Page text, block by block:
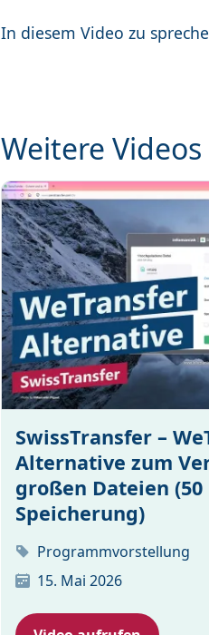
In diesem Video zu
Weitere
SwissTransfer –
Alternative zum
großen Dateien (50
Speicherung)
Programmvorstellung
15. Mai 2026